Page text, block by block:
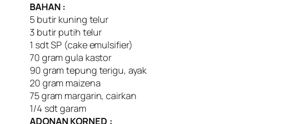
BAHAN :
5 butir kuning telur
3 butir putih telur
1 sdt SP (cake emulsifier)
70 gram gula kastor
90 gram tepung terigu, ayak
20 gram maizena
75 gram margarin, cairkan
1/4 sdt garam
ADONAN KORNED :